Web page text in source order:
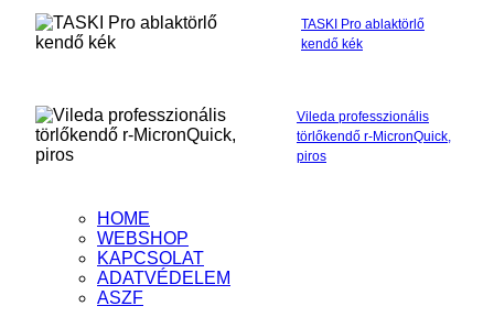
TASKI Pro ablaktörlő
kendő kék
Vileda professzionális
törlőkendő r-MicronQuick,
piros
HOME
WEBSHOP
KAPCSOLAT
ADATVÉDELEM
ASZF